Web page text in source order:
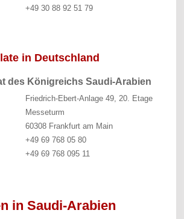
+49 30 88 92 51 79
in Deutschland
des Königreichs Saudi-Arabien
Friedrich-Ebert-Anlage 49, 20. Etage
Messeturm
60308 Frankfurt am Main
+49 69 768 05 80
+49 69 768 095 11
in Saudi-Arabien